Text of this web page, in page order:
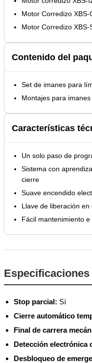
Motor Corredizo XBS-
Motor Corredizo XBS-
Contenido del
Set de imanes para
Montajes para imanes
Características
Un solo paso de
Sistema con
cierre
Suave encendido
Llave de liberación
Fácil mantenimiento e
Stop parcial: Sí
Cierre automático
Final de carrera
Detección electrónica
Desbloqueo de